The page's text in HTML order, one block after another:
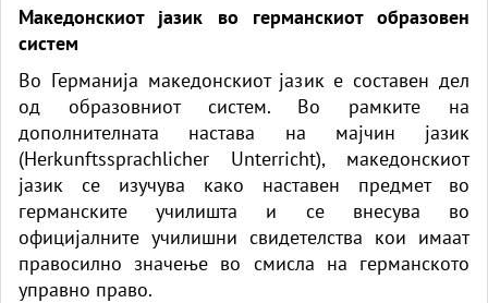
Македонскиот јазик во германскиот образовен
систем
Во Германија македонскиот јазик е составен дел
од образовниот систем. Во рамките на
дополнителната настава на мајчин јазик
(Herkunftssprachlicher Unterricht), македонскиот
јазик се изучува
како
наставен предмет во
германските училишта и се внесува во
официјалните училишни свидетелства кои имаат
правосилно значење во смисла на германското
управно право.